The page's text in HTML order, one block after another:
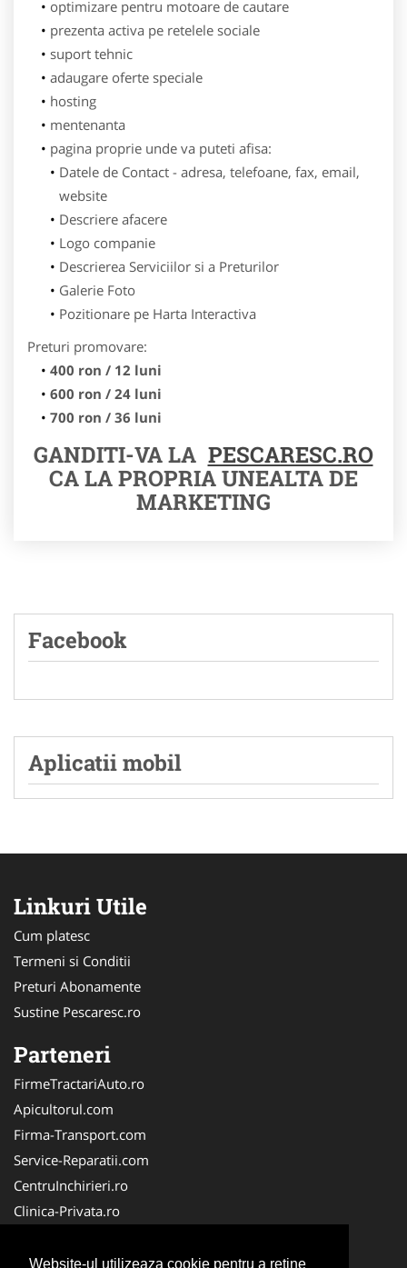
Website-ul utilizeaza cookie pentru a reţine
optimizare pentru motoare de cautare
prezenta activa pe retelele sociale
suport tehnic
adaugare oferte speciale
hosting
mentenanta
pagina proprie unde va puteti afisa:
Datele de Contact - adresa, telefoane, fax, email,
website
Descriere afacere
Logo companie
Descrierea Serviciilor si a Preturilor
Galerie Foto
Pozitionare pe Harta Interactiva
Preturi promovare:
400 ron / 12 luni
600 ron / 24 luni
700 ron / 36 luni
GANDITI-VA LA PESCARESC.RO
CA LA PROPRIA UNEALTA DE
MARKETING
Facebook
Aplicatii mobil
Linkuri Utile
Cum platesc
Termeni si Conditii
Preturi Abonamente
Sustine Pescaresc.ro
Parteneri
FirmeTractariAuto.ro
Apicultorul.com
Firma-Transport.com
Service-Reparatii.com
CentruInchirieri.ro
Clinica-Privata.ro
Servicii-DDD.com